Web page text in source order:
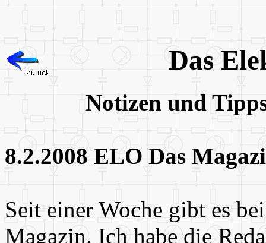
Das
Notizen und
8.2.2008 ELO Das
Seit einer Woche gibt es
Magazin. Ich habe die